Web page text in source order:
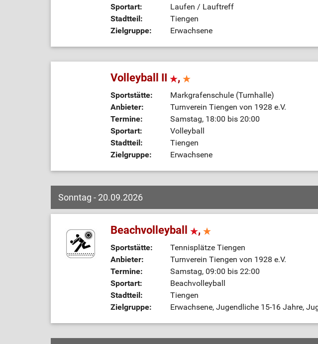
Sportart:
Laufen / Lauftreff
Stadtteil:
Tiengen
Zielgruppe:
Erwachsene
Volleyball II ,
Sportstätte:
Markgrafenschule (Turnhalle)
Anbieter:
Turnverein Tiengen von 1928 e.V.
Termine:
Samstag, 18:00 bis 20:00
Sportart:
Volleyball
Stadtteil:
Tiengen
Zielgruppe:
Erwachsene
Sonntag - 20.09.2026
Beachvolleyball ,
Sportstätte:
Tennisplätze Tiengen
Anbieter:
Turnverein Tiengen von 1928 e.V.
Termine:
Samstag, 09:00 bis 22:00
Sportart:
Beachvolleyball
Stadtteil:
Tiengen
Zielgruppe:
Erwachsene, Jugendliche 15-16 Jahre,